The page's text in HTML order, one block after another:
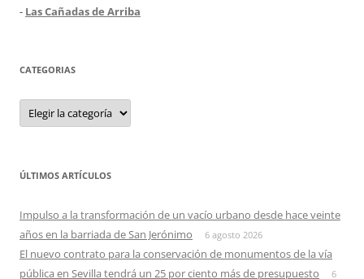
- Las Cañadas de Arriba
CATEGORIAS
Categorias
ÚLTIMOS ARTÍCULOS
Impulso a la transformación de un vacío urbano desde hace veinte
años en la barriada de San Jerónimo
6 agosto 2026
El nuevo contrato para la conservación de monumentos de la vía
pública en Sevilla tendrá un 25 por ciento más de presupuesto
6